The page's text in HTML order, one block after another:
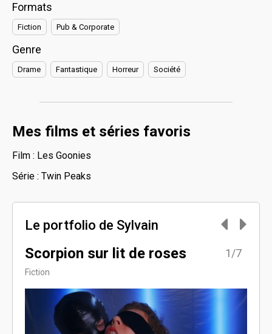
Formats
Fiction Pub & Corporate
Genre
Drame Fantastique Horreur Société
Mes films et séries favoris
Film : Les Goonies
Série : Twin Peaks
Le portfolio de Sylvain
Scorpion sur lit de roses
Fiction
1/7